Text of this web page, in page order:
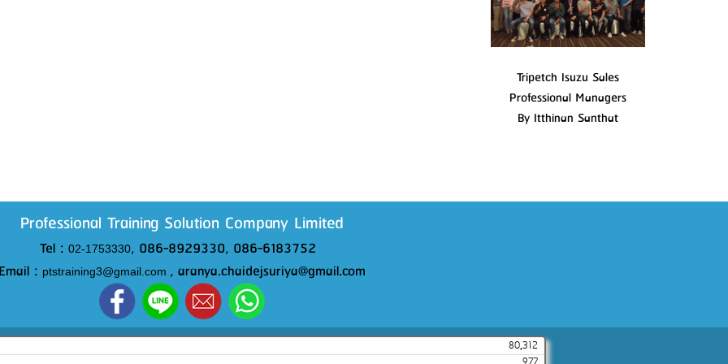
Tripetch Isuzu Sales
Professional Managers
By Itthinan Santhat
Professional Training Solution Company Limited
Tel : 02-1753330, 086-8929330, 086-6183752
Email : ptstraining3@gmail.com , aranya.chaidejsuriya@gmail.com
80,312